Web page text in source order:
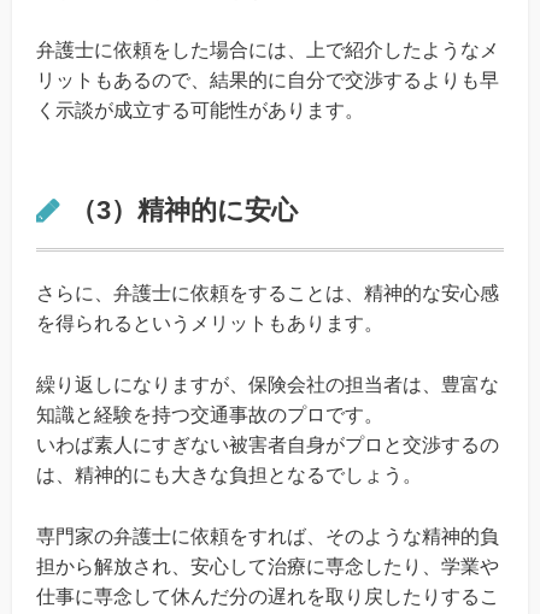
弁護士に依頼をした場合には、上で紹介したようなメ
リットもあるので、結果的に自分で交渉するよりも早
く示談が成立する可能性があります。
（3）精神的に安心
さらに、弁護士に依頼をすることは、精神的な安心感
を得られるというメリットもあります。
繰り返しになりますが、保険会社の担当者は、豊富な
知識と経験を持つ交通事故のプロです。
いわば素人にすぎない被害者自身がプロと交渉するの
は、精神的にも大きな負担となるでしょう。
専門家の弁護士に依頼をすれば、そのような精神的負
担から解放され、安心して治療に専念したり、学業や
仕事に専念して休んだ分の遅れを取り戻したりするこ